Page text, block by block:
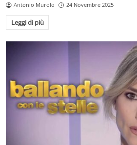
Antonio Murolo 24 Novembre 2025
Leggi di più